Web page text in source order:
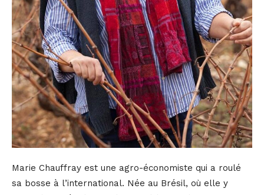
Marie Chauffray est une agro-économiste qui a roulé
sa bosse à l’international. Née au Brésil, où elle y